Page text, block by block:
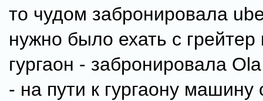
то чудом забронировала
нужно было ехать с
гургаон - забронировала
- на пути к гургаону машину